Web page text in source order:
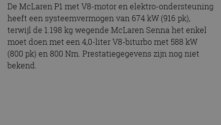
De McLaren P1 met V8-motor en elektro-ondersteuning
heeft een systeemvermogen van 674 kW (916 pk),
terwijl de 1.198 kg wegende McLaren Senna het enkel
moet doen met een 4,0-liter V8-biturbo met 588 kW
(800 pk) en 800 Nm. Prestatiegegevens zijn nog niet
bekend.